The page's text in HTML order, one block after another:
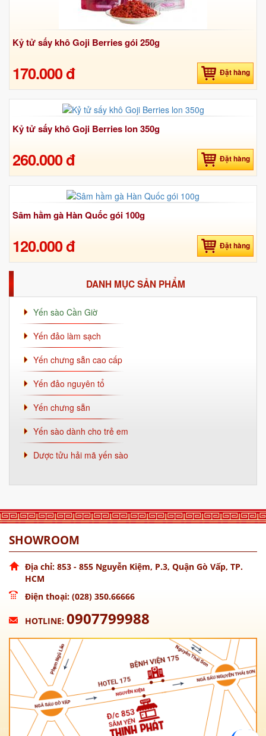
Kỷ tử sấy khô Goji Berries gói 250g
170.000 đ Đặt hàng
Kỷ tử sấy khô Goji Berries lon 350g
260.000 đ Đặt hàng
Sâm hầm gà Hàn Quốc gói 100g
120.000 đ Đặt hàng
DANH MỤC SẢN PHẨM
Yến sào Cần Giờ
Yến đảo làm sạch
Yến chưng sẵn cao cấp
Yến đảo nguyên tổ
Yến chưng sẵn
Yến sào dành cho trẻ em
Dược tửu hải mã yến sào
SHOWROOM
Địa chỉ: 853 - 855 Nguyễn Kiệm, P.3, Quận Gò Vấp, TP.
HCM
Điện thoại: (028) 350.66666
HOTLINE: 0907799988